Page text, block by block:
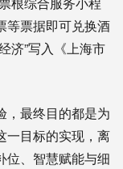
等票据即可兑换酒
济”写入《上海市
，最终目的都是为
一目标的实现，离
、智慧赋能与细